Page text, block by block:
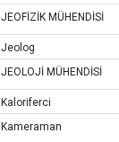
JEOFİZİK MÜHENDİSİ
Jeolog
JEOLOJİ MÜHENDİSİ
Kaloriferci
Kameraman